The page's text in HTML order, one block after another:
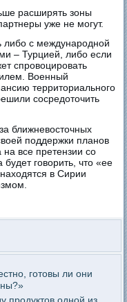
расширять зоны
уже не могут.
либо с международной
– Турцией, либо если
спровоцировать
Военный
территориального
сосредоточить
ближневосточных
поддержки планов
все претензии со
говорить, что «ее
в Сирии
готовы ли они
продуктов одной из